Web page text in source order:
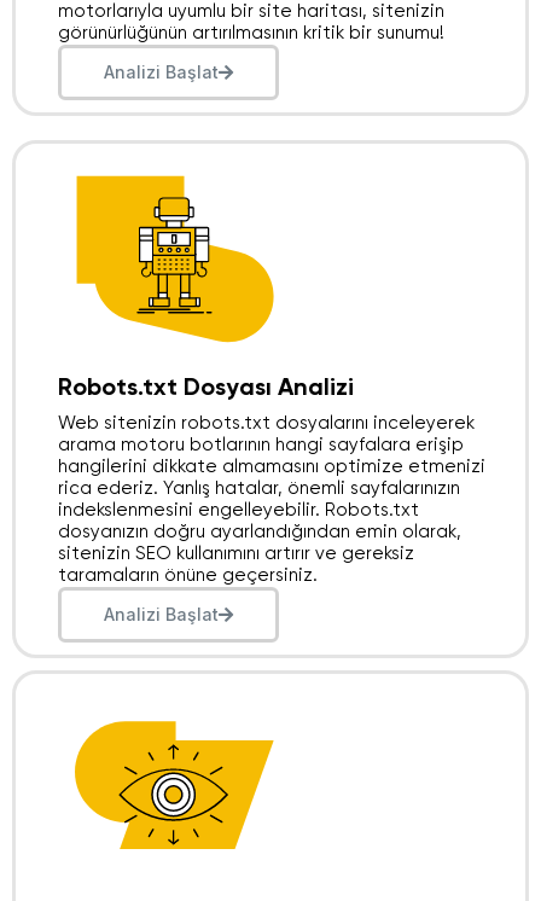
motorlarıyla uyumlu bir site haritası, sitenizin
görünürlüğünün artırılmasının kritik bir sunumu!
Analizi Başlat
Robots.txt Dosyası Analizi
Web sitenizin robots.txt dosyalarını inceleyerek
arama motoru botlarının hangi sayfalara erişip
hangilerini dikkate almamasını optimize etmenizi
rica ederiz. Yanlış hatalar, önemli sayfalarınızın
indekslenmesini engelleyebilir. Robots.txt
dosyanızın doğru ayarlandığından emin olarak,
sitenizin SEO kullanımını artırır ve gereksiz
taramaların önüne geçersiniz.
Analizi Başlat